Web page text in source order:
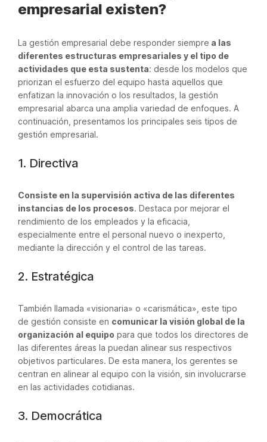
empresarial existen?
La gestión empresarial debe responder siempre a las
diferentes estructuras empresariales y el tipo de
actividades que esta sustenta: desde los modelos que
priorizan el esfuerzo del equipo hasta aquellos que
enfatizan la innovación o los resultados, la gestión
empresarial abarca una amplia variedad de enfoques. A
continuación, presentamos los principales seis tipos de
gestión empresarial.
1. Directiva
Consiste en la supervisión activa de las diferentes
instancias de los procesos. Destaca por mejorar el
rendimiento de los empleados y la eficacia,
especialmente entre el personal nuevo o inexperto,
mediante la dirección y el control de las tareas.
2. Estratégica
También llamada «visionaria» o «carismática», este tipo
de gestión consiste en comunicar la visión global de la
organización al equipo para que todos los directores de
las diferentes áreas la puedan alinear sus respectivos
objetivos particulares. De esta manera, los gerentes se
centran en alinear al equipo con la visión, sin involucrarse
en las actividades cotidianas.
3. Democrática